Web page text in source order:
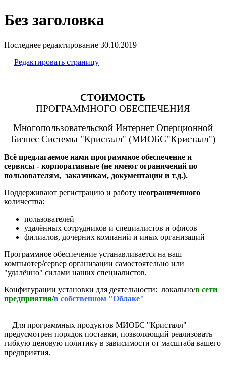
Без заголовка
Последнее редактирование 30.10.2019
Редактировать страницу
СТОИМОСТЬ
ПРОГРАММНОГО ОБЕСПЕЧЕНИЯ
Многопользовательской Интернет Оперционной
Бизнес Системы "Кристалл" (МИОБС"Кристалл")
Всё предлагаемое нами программное обеспечение и
сервисы - корпоративные (не имеют ограничений по
пользователям, заказчикам, документации и т.д.).
Поддерживают регистрацию и работу неограниченного
количества:
пользователей
удалённых сотрудников и специалистов и офисов
филиалов, дочерних компаний и иных организаций
Программное обеспечение устанавливается на ваш
компьютер/сервер организации самостоятельно или
"удалённо" силами наших специалистов.
Конфигурации установки для деятельности: локально/в сети
предприятия/в собственном "Облаке"
Для программных продуктов МИОБС "Кристалл"
предусмотрен порядок поставки, позволяющий реализовать
гибкую ценовую политику в зависимости от масштаба вашего
предприятия.